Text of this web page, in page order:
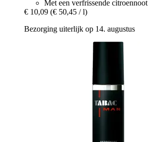
Met een verfrissende citroennoot
€ 10,09 (€ 50,45 / l)
Bezorging uiterlijk op 14. augustus